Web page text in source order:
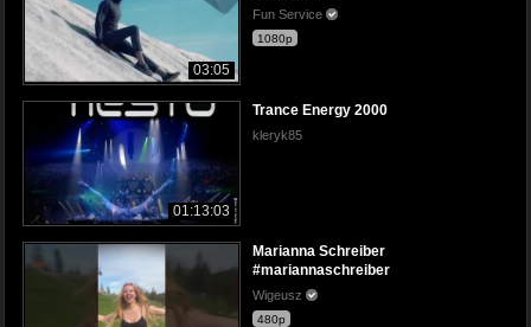
03:05
Fun Service
1080p
01:13:03
Trance Energy 2000
kleryk85
Marianna Schreiber
#mariannaschreiber
Wigeusz
480p